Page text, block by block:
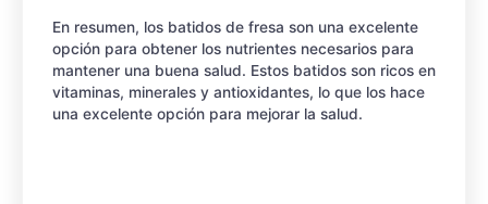
En resumen, los batidos de fresa son una excelente
opción para obtener los nutrientes necesarios para
mantener una buena salud. Estos batidos son ricos en
vitaminas, minerales y antioxidantes, lo que los hace
una excelente opción para mejorar la salud.